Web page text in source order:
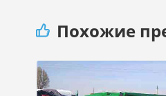
Похожие